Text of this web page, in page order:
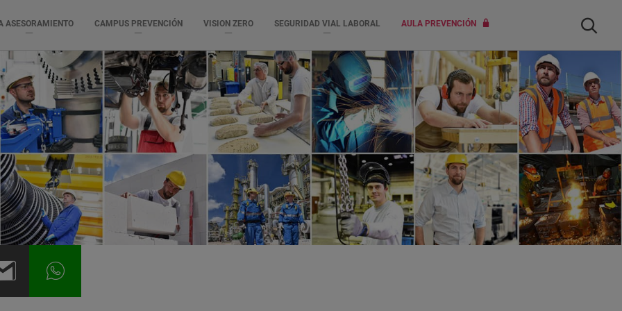
ASESORAMIENTO CAMPUS PREVENCIÓN VISION ZERO SEGURIDAD VIAL LABORAL AULA PREVENCIÓN Buscar